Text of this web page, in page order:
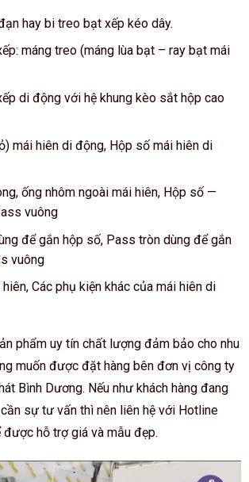
hay bi treo bạt xếp kéo dây.
máng treo (máng lùa bạt – ray bạt mái
di động với hệ khung kèo sắt hộp cao
mái hiên di động, Hộp số mái hiên di
ống nhôm ngoài mái hiên, Hộp số —
vuông
để gắn hộp số, Pass tròn dùng để gắn
vuông
Các phụ kiện khác của mái hiên di
phẩm uy tín chất lượng đảm bảo cho nhu
muốn được đặt hàng bên đơn vị công ty
Bình Dương. Nếu như khách hàng đang
sự tư vấn thì nên liên hệ với Hotline
hỗ trợ giá và mẫu đẹp.